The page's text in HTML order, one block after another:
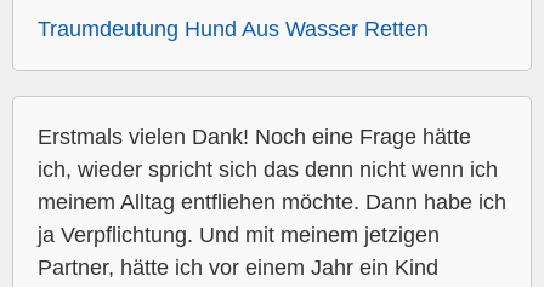
Traumdeutung Hund Aus Wasser Retten
Erstmals vielen Dank! Noch eine Frage hätte
ich, wieder spricht sich das denn nicht wenn ich
meinem Alltag entfliehen möchte. Dann habe ich
ja Verpflichtung. Und mit meinem jetzigen
Partner, hätte ich vor einem Jahr ein Kind